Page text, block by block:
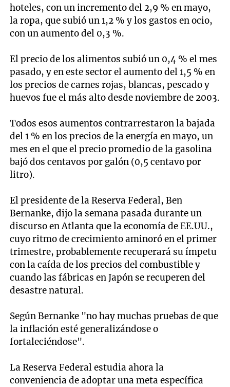
hoteles, con un incremento del 2,9 % en mayo,
la ropa, que subió un 1,2 % y los gastos en ocio,
con un aumento del 0,3 %.
El precio de los alimentos subió un 0,4 % el mes
pasado, y en este sector el aumento del 1,5 % en
los precios de carnes rojas, blancas, pescado y
huevos fue el más alto desde noviembre de 2003.
Todos esos aumentos contrarrestaron la bajada
del 1 % en los precios de la energía en mayo, un
mes en el que el precio promedio de la gasolina
bajó dos centavos por galón (0,5 centavo por
litro).
El presidente de la Reserva Federal, Ben
Bernanke, dijo la semana pasada durante un
discurso en Atlanta que la economía de EE.UU.,
cuyo ritmo de crecimiento aminoró en el primer
trimestre, probablemente recuperará su ímpetu
con la caída de los precios del combustible y
cuando las fábricas en Japón se recuperen del
desastre natural.
Según Bernanke "no hay muchas pruebas de que
la inflación esté generalizándose o
fortaleciéndose".
La Reserva Federal estudia ahora la
conveniencia de adoptar una meta específica